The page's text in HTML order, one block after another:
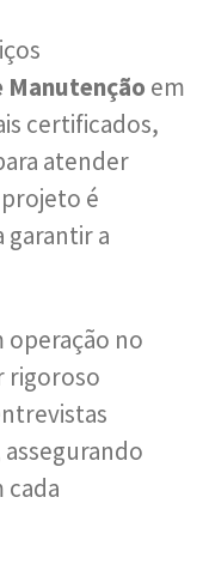
Manutenção em
certificados,
atender
projeto é
garantir a
operação no
rigoroso
cada